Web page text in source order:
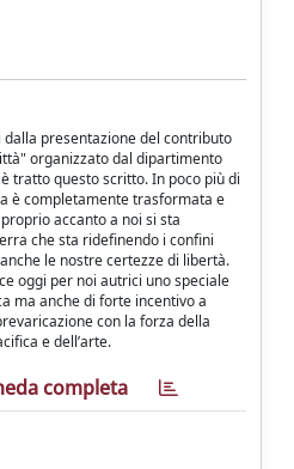
presentazione del contributo
organizzato dal dipartimento
tratto questo scritto. In poco più di
è completamente trasformata e
accanto a noi si sta
che sta ridefinendo i confini
le nostre certezze di libertà.
oggi per noi autrici uno speciale
ma anche di forte incentivo a
con la forza della
e dell’arte.
completa